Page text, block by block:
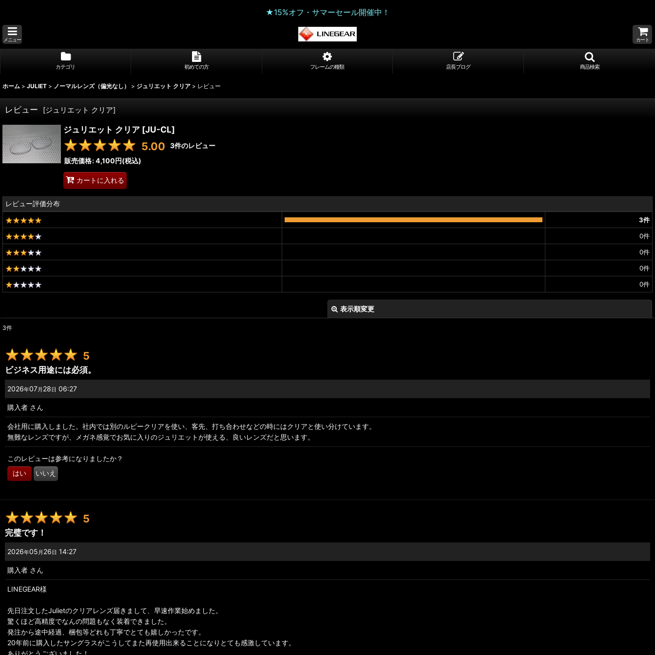
★15%オフ・サマーセール開催中！
メニュー カート
カテゴリ 初めての方 フレームの種類 店長ブログ 商品検索
ホーム > JULIET > ノーマルレンズ（偏光なし） > ジュリエット クリア > レビュー
レビュー [ジュリエット クリア]
ジュリエット クリア [JU-CL]
5.00 3件のレビュー
販売価格:4,100円(税込)
カートに入れる
レビュー評価分布
3件
0件
0件
0件
0件
表示順変更
期間:
画像:
星の数 :
並び順:
3件
5
ビジネス用途には必須。
2026年07月 28日 06:27
購入者 さん
会社用に購入しました。社内では別のルビークリアを使い、客先、打ち合わせなどの時にはクリアと使い分けています。
無難なレンズですが、メガネ感覚でお気に入りのジュリエットが使える、良いレンズだと思います。
このレビューは参考になりましたか？
はい いいえ
5
完璧です！
2026年05 月 26日 14:27
購入者 さん
LINEGEAR様
先日注文したJulietのクリアレンズ届きまして、早速作業始めました。
驚くほど高精度でなんの問題もなく装着できました。
発注から途中経過、梱包等どれも丁寧でとても嬉しかったです。
20年前に購入したサングラスがこうしてまた再使用出来ることになりとても感激しています。
ありがとうございました！